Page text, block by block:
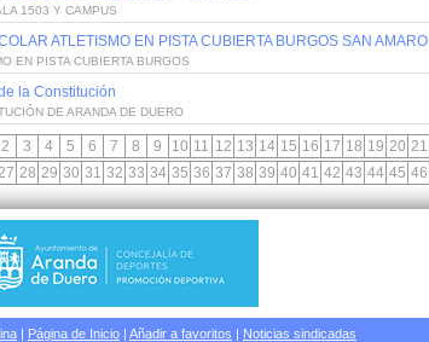
1503 Y CAMPUS
ATLETISMO EN PISTA CUBIERTA BURGOS SAN AMARO
EN PISTA CUBIERTA BURGOS
la Constitución
DE ARANDA DE DUERO
2 3 4 5 6 7 8 9 10 11 12 13 14 15 16 17 18 19 20 21
28 29 30 31 32 33 34 35 36 37 38 39 40 41 42 43 44 45 46
| Página de Inicio | Añadir a favoritos | Noticias sindicadas